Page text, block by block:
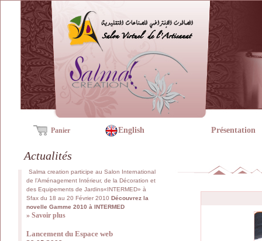
Panier English Présentation
Actualités